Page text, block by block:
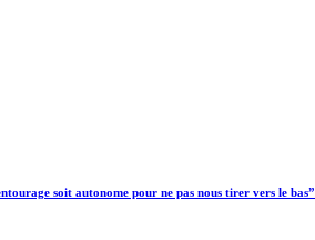
soit autonome pour ne pas nous tirer vers le bas”